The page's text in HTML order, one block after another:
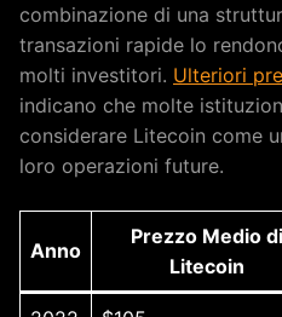
combinazione di una
transazioni rapide lo
molti investitori. Ulteriori
indicano che molte
considerare Litecoin come
loro operazioni future.
Anno
Prezzo Medio di
Litecoin